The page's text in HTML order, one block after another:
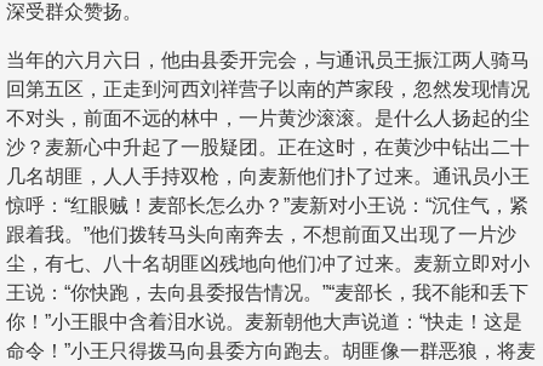
深受群众赞扬。
当年的六月六日，他由县委开完会，与通讯员王振江两人骑马
回第五区，正走到河西刘祥营子以南的芦家段，忽然发现情况
不对头，前面不远的林中，一片黄沙滚滚。是什么人扬起的尘
沙？麦新心中升起了一股疑团。正在这时，在黄沙中钻出二十
几名胡匪，人人手持双枪，向麦新他们扑了过来。通讯员小王
惊呼：“红眼贼！麦部长怎么办？”麦新对小王说：“沉住气，紧
跟着我。”他们拨转马头向南奔去，不想前面又出现了一片沙
尘，有七、八十名胡匪凶残地向他们冲了过来。麦新立即对小
王说：“你快跑，去向县委报告情况。”“麦部长，我不能和丢下
你！”小王眼中含着泪水说。麦新朝他大声说道：“快走！这是
命令！”小王只得拨马向县委方向跑去。胡匪像一群恶狼，将麦